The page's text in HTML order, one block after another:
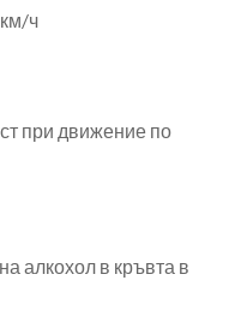
ч
при движение по
алкохол в кръвта в